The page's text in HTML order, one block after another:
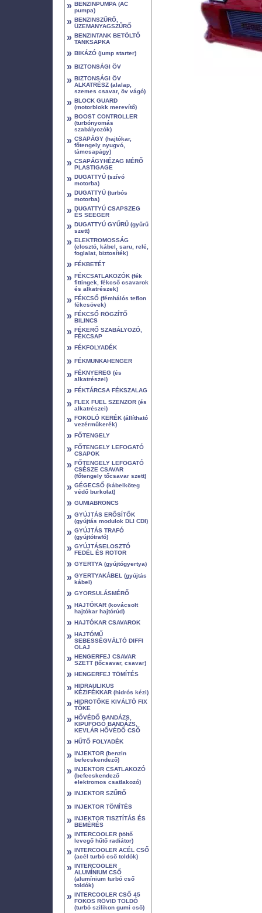
» BENZINPUMPA (AC
pumpa)
» BENZINSZŰRŐ,
ÜZEMANYAGSZŰRŐ
» BENZINTANK BETÖLTŐ
TANKSAPKA
» BIKÁZÓ (jump starter)
» BIZTONSÁGI ÖV
» BIZTONSÁGI ÖV
ALKATRÉSZ (alalap,
szemes csavar, öv vágó)
» BLOCK GUARD
(motorblokk merevítő)
» BOOST CONTROLLER
(turbónyomás
szabályozók)
» CSAPÁGY (hajtókar,
főtengely nyugvó,
támcsapágy)
» CSAPÁGYHÉZAG MÉRŐ
PLASTIGAGE
» DUGATTYÚ (szívó
motorba)
» DUGATTYÚ (turbós
motorba)
» DUGATTYÚ CSAPSZEG
ÉS SEEGER
» DUGATTYÚ GYŰRŰ (gyűrű
szett)
» ELEKTROMOSSÁG
(elosztó, kábel, saru, relé,
foglalat, biztosíték)
» FÉKBETÉT
» FÉKCSATLAKOZÓK (fék
fittingek, fékcső csavarok
és alkatrészek)
» FÉKCSŐ (fémhálós teflon
fékcsövek)
» FÉKCSŐ RÖGZÍTŐ
BILINCS
» FÉKERŐ SZABÁLYOZÓ,
FÉKCSAP
» FÉKFOLYADÉK
» FÉKMUNKAHENGER
» FÉKNYEREG (és
alkatrészei)
» FÉKTÁRCSA FÉKSZALAG
» FLEX FUEL SZENZOR (és
alkatrészei)
» FOKOLÓ KERÉK (állítható
vezérműkerék)
» FŐTENGELY
» FŐTENGELY LEFOGATÓ
CSAPOK
» FŐTENGELY LEFOGATÓ
CSÉSZE CSAVAR
(főtengely tőcsavar szett)
» GÉGECSŐ (kábelköteg
védő burkolat)
» GUMIABRONCS
» GYÚJTÁS ERŐSÍTŐK
(gyújtás modulok DLI CDI)
» GYÚJTÁS TRAFÓ
(gyújtótrafó)
» GYÚJTÁSELOSZTÓ
FEDÉL ÉS ROTOR
» GYERTYA (gyújtógyertya)
» GYERTYAKÁBEL (gyújtás
kábel)
» GYORSULÁSMÉRŐ
» HAJTÓKAR (kovácsolt
hajtókar hajtórúd)
» HAJTÓKAR CSAVAROK
» HAJTÓMŰ
SEBESSÉGVÁLTÓ DIFFI
OLAJ
» HENGERFEJ CSAVAR
SZETT (tőcsavar, csavar)
» HENGERFEJ TÖMÍTÉS
» HIDRAULIKUS
KÉZIFÉKKAR (hidrós kézi)
» HIDROTŐKE KIVÁLTÓ FIX
TŐKE
» HŐVÉDŐ BANDÁZS,
KIPUFOGÓ BANDÁZS,
KEVLÁR HŐVÉDŐ CSŐ
» HŰTŐ FOLYADÉK
» INJEKTOR (benzin
befecskendező)
» INJEKTOR CSATLAKOZÓ
(befecskendező
elektromos csatlakozó)
» INJEKTOR SZŰRŐ
» INJEKTOR TÖMÍTÉS
» INJEKTOR TISZTÍTÁS ÉS
BEMÉRÉS
» INTERCOOLER (töltő
levegő hűtő radiátor)
» INTERCOOLER ACÉL CSŐ
(acél turbó cső toldók)
» INTERCOOLER
ALUMÍNIUM CSŐ
(alumínium turbó cső
toldók)
» INTERCOOLER CSŐ 45
FOKOS RÖVID TOLDÓ
(turbó szilikon gumi cső)